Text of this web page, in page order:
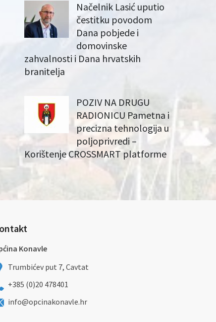
Načelnik Lasić uputio
čestitku povodom
Dana pobjede i
domovinske
zahvalnosti i Dana hrvatskih
branitelja
POZIV NA DRUGU
RADIONICU Pametna i
precizna tehnologija u
poljoprivredi –
Korištenje CROSSMART platforme
Konavle
Trumbićev put 7, Cavtat
+385 (0)20 478401
info@opcinakonavle.hr